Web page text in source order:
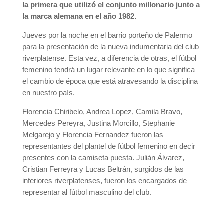
la primera que utilizó el conjunto millonario junto a
la marca alemana en el año 1982.
Jueves por la noche en el barrio porteño de Palermo
para la presentación de la nueva indumentaria del club
riverplatense. Esta vez, a diferencia de otras, el fútbol
femenino tendrá un lugar relevante en lo que significa
el cambio de época que está atravesando la disciplina
en nuestro país.
Florencia Chiribelo, Andrea Lopez, Camila Bravo,
Mercedes Pereyra, Justina Morcillo, Stephanie
Melgarejo y Florencia Fernandez fueron las
representantes del plantel de fútbol femenino en decir
presentes con la camiseta puesta. Julián Álvarez,
Cristian Ferreyra y Lucas Beltrán, surgidos de las
inferiores riverplatenses, fueron los encargados de
representar al fútbol masculino del club.